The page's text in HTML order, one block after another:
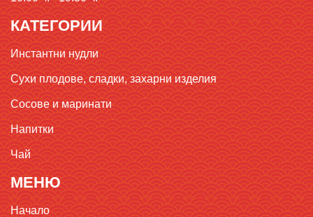
КАТЕГОРИИ
Инстантни нудли
Сухи плодове, сладки, захарни изделия
Сосове и маринати
Напитки
Чай
МЕНЮ
Начало